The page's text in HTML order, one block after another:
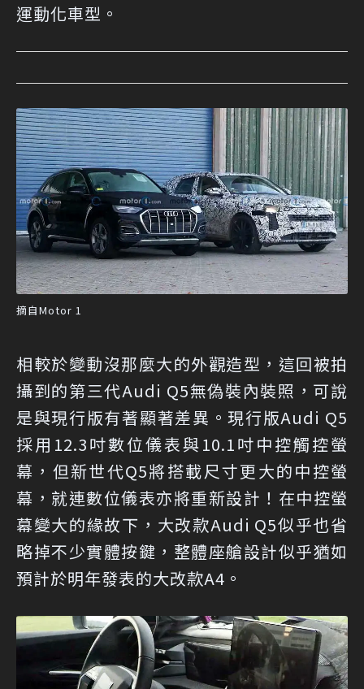
運動化車型。
摘自Motor 1
相較於變動沒那麼大的外觀造型，這回被拍
攝到的第三代Audi Q5無偽裝內裝照，可說
是與現行版有著顯著差異。現行版Audi Q5
採用12.3吋數位儀表與10.1吋中控觸控螢
幕，但新世代Q5將搭載尺寸更大的中控螢
幕，就連數位儀表亦將重新設計！在中控螢
幕變大的緣故下，大改款Audi Q5似乎也省
略掉不少實體按鍵，整體座艙設計似乎猶如
預計於明年發表的大改款A4。